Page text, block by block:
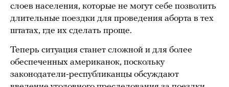
слоев населения, которые не могут себе позволить
длительные поездки для проведения аборта в тех
штатах, где их сделать проще.
Теперь ситуация станет сложной и для более
обеспеченных американок, поскольку
законодатели-республиканцы обсуждают